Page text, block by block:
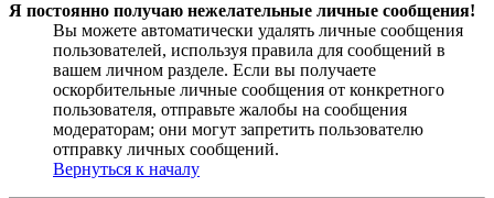
Я постоянно получаю нежелательные личные сообщения!
Вы можете автоматически удалять личные сообщения
пользователей, используя правила для сообщений в
вашем личном разделе. Если вы получаете
оскорбительные личные сообщения от конкретного
пользователя, отправьте жалобы на сообщения
модераторам; они могут запретить пользователю
отправку личных сообщений.
Вернуться к началу